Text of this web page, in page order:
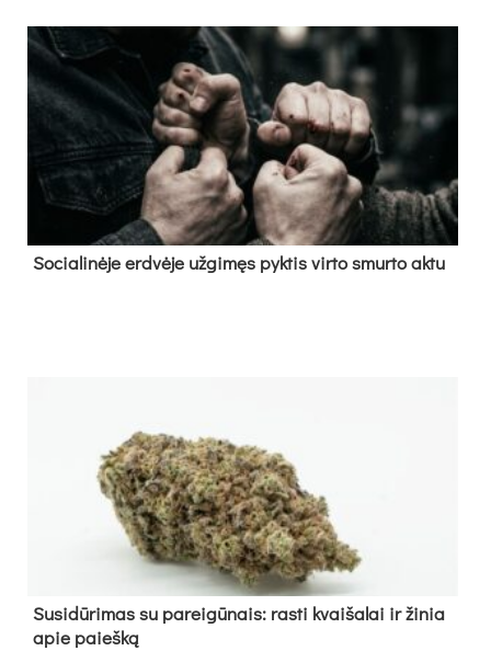
So­cia­li­nė­je erd­vė­je už­gi­męs pyk­tis vir­to smur­to ak­tu
Su­si­dū­ri­mas su pa­rei­gū­nais: ras­ti kvai­ša­lai ir ži­nia
apie paieš­ką